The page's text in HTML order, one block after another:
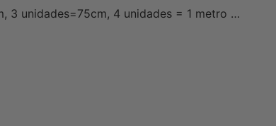
3 unidades=75cm, 4 unidades = 1 metro …